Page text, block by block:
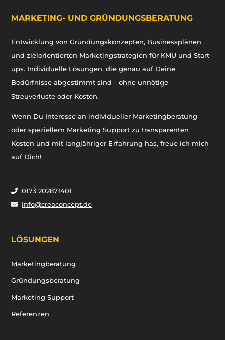
MARKETING- UND GRÜNDUNGSBERATUNG
Entwicklung von Gründungskonzepten, Businessplänen
und zielorientierten Marketingstrategien für KMU und Start-
ups. Individuelle Lösungen, die genau auf Deine
Bedürfnisse abgestimmt sind - ohne unnötige
Streuverluste oder Kosten.
Wenn Du Interesse an individueller Marketingberatung
oder speziellem Marketing Support zu transparenten
Kosten und mit langjähriger Erfahrung has, freue ich mich
auf Dich!
0173 202871401
info@creaconcept.de
LÖSUNGEN
Marketingberatung
Gründungsberatung
Marketing Support
Referenzen